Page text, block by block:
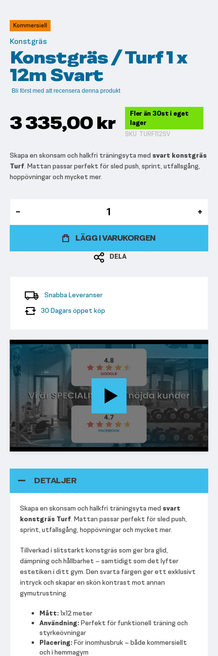
av
bildgalleriet
Kommersiell
Konstgräs
Konstgräs / Turf 1 x
12m Svart
Bli först med att recensera denna produkt
3 335,00 kr
Fler än 30st i eget
lager
SKU TURF112SV
Skapa en skonsam och halkfri träningsyta med svart konstgräs
Turf. Mattan passar perfekt för sled push, sprint, utfallsgång,
hoppövningar och mycket mer.
LÄGG I VARUKORGEN
DELA
Snabba Leveranser
30 Dagars öppet köp
DETALJER
Skapa en skonsam och halkfri träningsyta med svart
konstgräs Turf. Mattan passar perfekt för sled push,
sprint, utfallsgång, hoppövningar och mycket mer.
Tillverkad i slitstarkt konstgräs som ger bra glid,
dämpning och hållbarhet – samtidigt som det lyfter
estetiken i ditt gym. Den svarta färgen ger ett exklusivt
intryck och skapar en skön kontrast mot annan
gymutrustning.
Mått: 1x12 meter
Användning: Perfekt för funktionell träning och
styrkeövningar
Placering: För inomhusbruk – både kommersiellt
och i hemmagym